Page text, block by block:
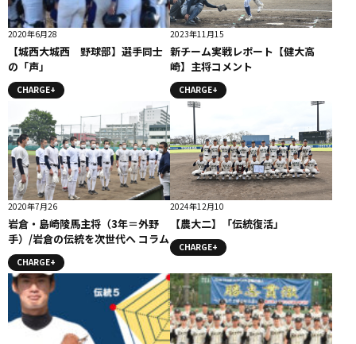
2020年6月28
【城西大城西 野球部】選手同士
の「声」
CHARGE+
2023年11月15
新チーム実戦レポート【健大高
崎】主将コメント
CHARGE+
2020年7月26
岩倉・島崎陵馬主将（3年＝外野
手）/岩倉の伝統を次世代へ コラム
CHARGE+
2024年12月10
【農大二】「伝統復活」
CHARGE+